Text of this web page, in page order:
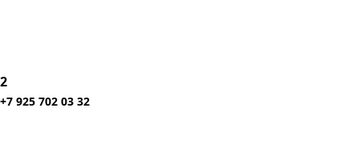
2
+7 925 702 03 32